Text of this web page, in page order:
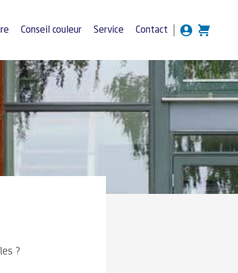
Conseil couleur Service Contact
?